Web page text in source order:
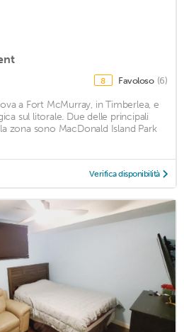
8 Favoloso (6)
a Fort McMurray, in Timberlea, e
sul litorale. Due delle principali
zona sono MacDonald Island Park
Verifica disponibilità